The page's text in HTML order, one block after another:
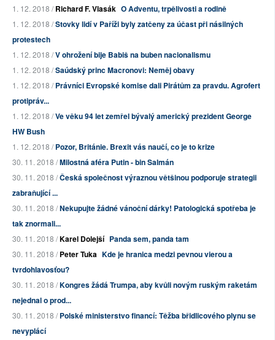
1. 12. 2018 /Richard F. Vlasák O Adventu, trpělivosti a rodině
1. 12. 2018 /Stovky lidí v Paříži byly zatčeny za účast při násilných
protestech
1. 12. 2018 /V ohrožení bije Babiš na buben nacionalismu
1. 12. 2018 /Saúdský princ Macronovi: Neměj obavy
1. 12. 2018 /Právníci Evropské komise dali Pirátům za pravdu. Agrofert
protipráv...
1. 12. 2018 /Ve věku 94 let zemřel bývalý americký prezident George
HW Bush
1. 12. 2018 /Pozor, Británie. Brexit vás naučí, co je to krize
30. 11. 2018 /Milostná aféra Putin - bin Salmán
30. 11. 2018 /Česká společnost výraznou většinou podporuje strategii
zabraňující ...
30. 11. 2018 /Nekupujte žádné vánoční dárky! Patologická spotřeba je
tak znormali...
30. 11. 2018 /Karel Dolejší Panda sem, panda tam
30. 11. 2018 /Peter Tuka Kde je hranica medzi pevnou vierou a
tvrdohlavosťou?
30. 11. 2018 /Kongres žádá Trumpa, aby kvůli novým ruským raketám
nejednal o prod...
30. 11. 2018 /Polské ministerstvo financí: Těžba břidlicového plynu se
nevyplácí